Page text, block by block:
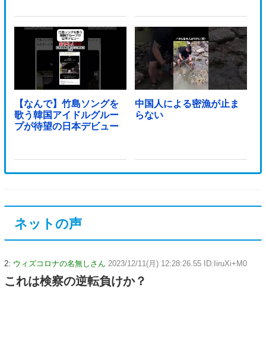
【なんで】竹島ソングを
歌う韓国アイドルグルー
プが待望の日本デビュー
中国人による密漁が止ま
らない
ネットの声
2: ウィズコロナの名無しさん 2023/12/11(月) 12:28:26.55 ID:IiruXi+M0
これは検察の逆転負けか？